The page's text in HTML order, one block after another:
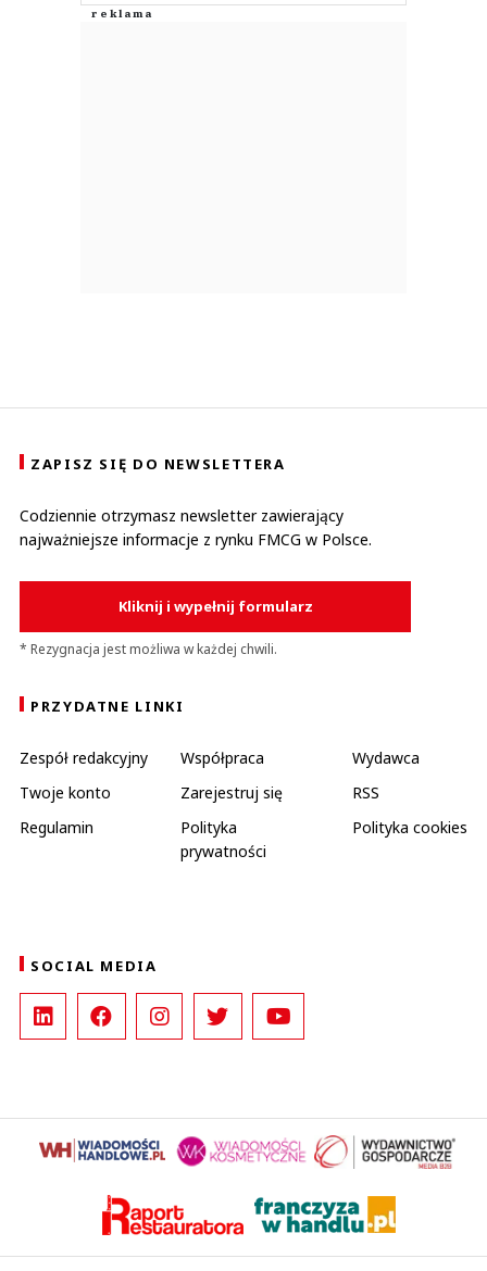
ZAPISZ SIĘ DO NEWSLETTERA
Codziennie otrzymasz newsletter zawierający
najważniejsze informacje z rynku FMCG w Polsce.
Kliknij i wypełnij formularz
* Rezygnacja jest możliwa w każdej chwili.
PRZYDATNE LINKI
Zespół redakcyjny Współpraca
Wydawca
Twoje konto
Zarejestruj się
RSS
Regulamin
Polityka
prywatności
Polityka cookies
SOCIAL MEDIA